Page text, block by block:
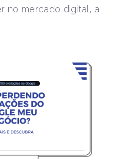
no mercado digital, a